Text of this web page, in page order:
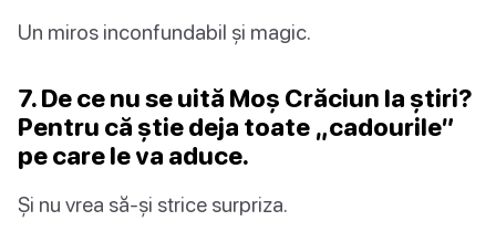
Un miros inconfundabil și magic.
7. De ce nu se uită Moș Crăciun la știri?
Pentru că știe deja toate „cadourile”
pe care le va aduce.
Și nu vrea să-și strice surpriza.